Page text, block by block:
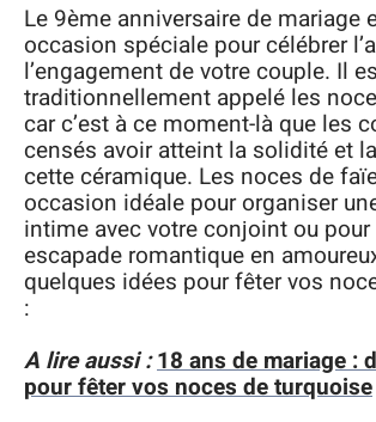
Le 9ème anniversaire de mariage
occasion spéciale pour célébrer
l’engagement de votre couple. Il
traditionnellement appelé les
car c’est à ce moment-là que les
censés avoir atteint la solidité et
cette céramique. Les noces de
occasion idéale pour organiser
intime avec votre conjoint ou pour
escapade romantique en
quelques idées pour fêter vos
:
A lire aussi :18 ans de mariage :
pour fêter vos noces de turquoise